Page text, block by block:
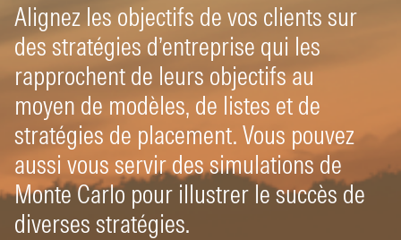
Alignez les objectifs de vos clients sur
des stratégies d’entreprise qui les
rapprochent de leurs objectifs au
moyen de modèles, de listes et de
stratégies de placement. Vous pouvez
aussi vous servir des simulations de
Monte Carlo pour illustrer le succès de
diverses stratégies.